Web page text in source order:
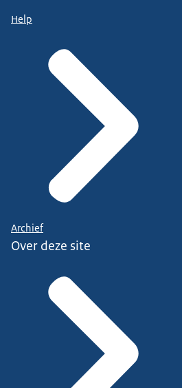
Help
Archief
Over deze site